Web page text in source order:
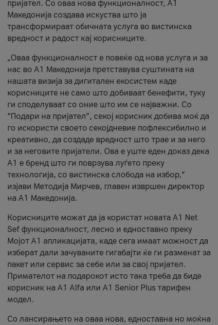
пријател. Со оваа нова функционалност, А1
Македонија создава искуства што ја
трансформираат обичната услуга во вистинска
вредност и радост кај корисниците.
„Оваа функционалност е повеќе од нова услуга и за
нас во А1 Македонија претставува суштината на
нашата визија за дигитален екосистем каде
корисниците не само што добиваат бенефити, туку
ги споделуваат со оние што им се најважни. Со
“Подари на пријател”, секој корисник добива моќ да
го искористи своето секојдневие пофлексибилно и
креативно, да создаде вредност што трае и за него
и за неговите пријатели. Ова е уште еден доказ дека
А1 е бренд што ги поврзува луѓето преку
технологија, со вистинска слобода на избор,“
изјави Методија Мирчев, главен извршен директор
на А1 Македонија.
Корисниците можат да ја користат новата А1 Net
Sef функционалност, лесно и едноставно преку
Мојот А1 апликацијата, каде сега имаат можност да
изберат дали зачуваните гигабајти ќе ги разменат за
пакет или сервис за себе или за свој пријател.
Примателот на подарокот исто така треба да биде
корисник на А1 Alfa или A1 Senior Plus тарифен
модел.
Со лансирањето на оваа нова, едноставна но моќна